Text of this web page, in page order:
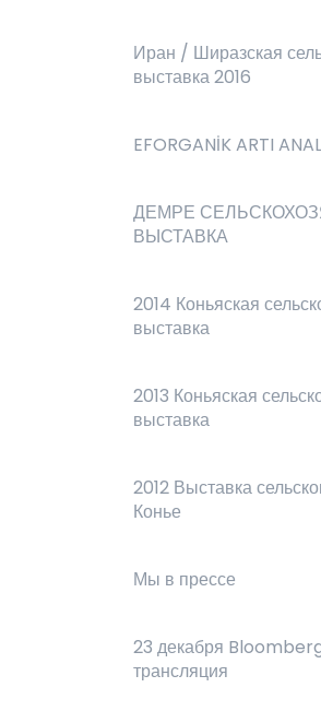
Иран / Ширазская
выставка 2016
EFORGANİK ARTI
ДЕМРЕ
ВЫСТАВКА
2014 Коньяская
выставка
2013 Коньяская
выставка
2012 Выставка
Конье
Мы в прессе
23 декабря
трансляция